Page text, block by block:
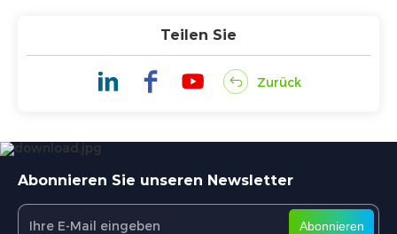
Teilen Sie
Zurück
Abonnieren Sie unseren Newsletter
Abonnieren